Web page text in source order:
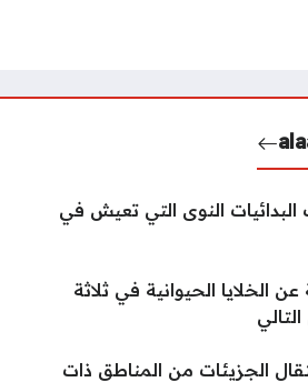
النوى التي تعيش في
عن الخلايا الحيوانية في ثلاثة
الجزيئات من المناطق ذات